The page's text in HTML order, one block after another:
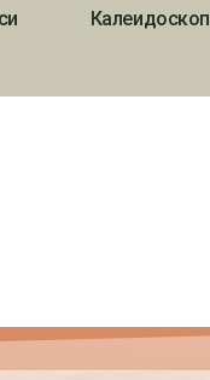
Калеидоскоп